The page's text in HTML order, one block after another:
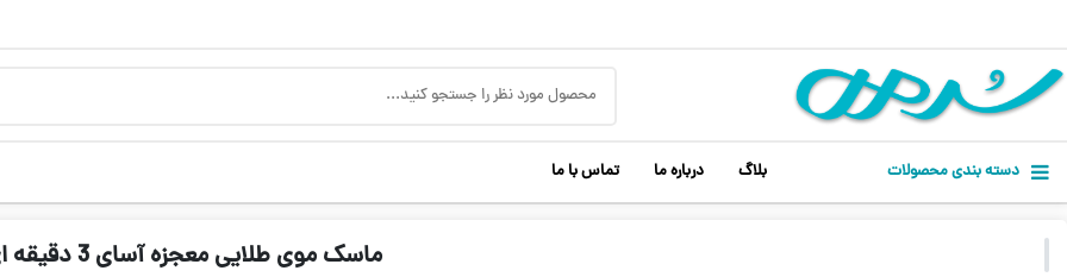
دسته بندی محصولات بلاگ درباره ما تماس با ما
ماسک موی طلایی معجزه آسای 3 دقیقه ای پنتن